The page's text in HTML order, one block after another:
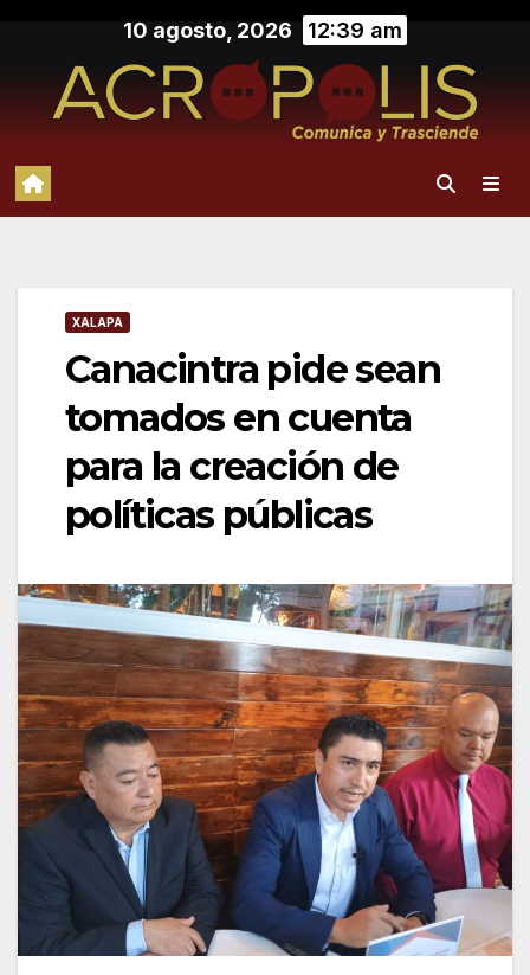
contenido
10 agosto, 2026 12:39 am
XALAPA
Canacintra pide sean
tomados en cuenta
para la creación de
políticas públicas